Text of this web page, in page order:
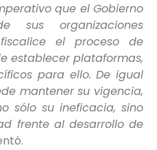
que el Gobierno
sus organizaciones
el proceso de
establecer plataformas,
para ello. De igual
mantener su vigencia,
sólo su ineficacia, sino
frente al desarrollo de